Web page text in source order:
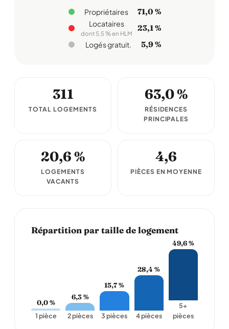
Propriétaires 71,0 %
Locataires
dont 5,5 % en HLM
23,1 %
Logés gratuit. 5,9 %
311
TOTAL LOGEMENTS
63,0 %
RÉSIDENCES
PRINCIPALES
20,6 %
LOGEMENTS
VACANTS
4,6
PIÈCES EN MOYENNE
Répartition par taille de logement
0,0 %
1 pièce
6,3 %
2 pièces
15,7 %
3 pièces
28,4 %
4 pièces
49,6 %
5+
pièces